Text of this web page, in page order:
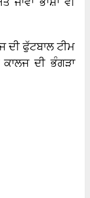
ਫੁੱਟਬਾਲ ਟੀਮ
ਦੀ ਭੰਗੜਾ